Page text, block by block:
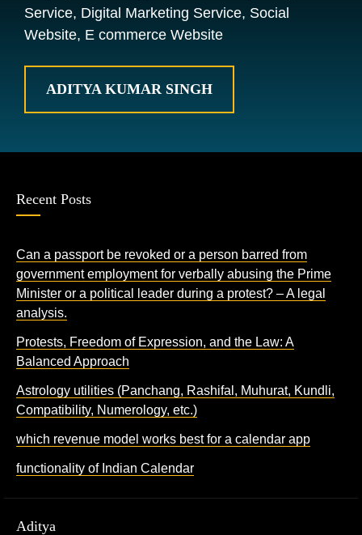
Service, Digital Marketing Service, Social
Website, E commerce Website
ADITYA KUMAR SINGH
Recent Posts
Can a passport be revoked or a person barred from
government employment for verbally abusing the Prime
Minister or a political leader during a protest? – A legal
analysis.
Protests, Freedom of Expression, and the Law: A
Balanced Approach
Astrology utilities (Panchang, Rashifal, Muhurat, Kundli,
Compatibility, Numerology, etc.)
which revenue model works best for a calendar app
functionality of Indian Calendar
Aditya